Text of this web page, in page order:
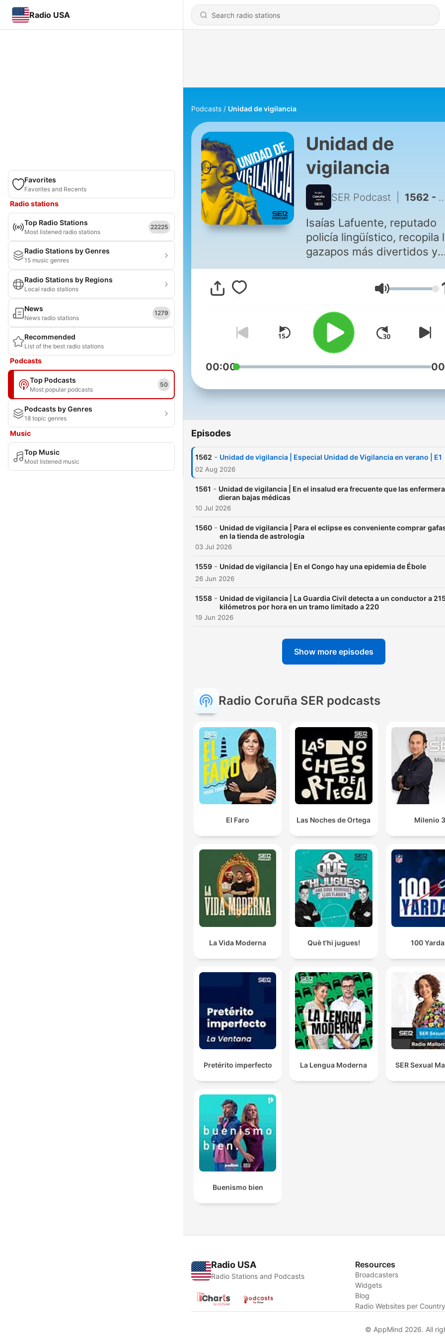
Radio USA
Favorites
Favorites and Recents
Radio stations
Top Radio Stations
Most listened radio stations
22225
Radio Stations by Genres
15 music genres
Radio Stations by Regions
Local radio stations
News
News radio stations
1279
Recommended
List of the best radio stations
Podcasts
Top Podcasts
Most popular podcasts
50
Podcasts by Genres
18 topic genres
Music
Top Music
Most listened music
Podcasts Unidad de vigilancia
Unidad de
vigilancia
SER Podcast 1562 - Unidad de vigilancia | Especial Unidad de Vigilancia en verano | E1
Isaías Lafuente, reputado
policía lingüístico, recopila
gazapos más divertidos y
espeluznantes de los
de comunicación. Aprende
gracias a desternillantes
“meteduras de lengua”. En
directo en La Ventana los
viernes a las 17:00 y a
cualquier hora si te
Volume
00:00
Episodes
1562 - Unidad de vigilancia | Especial Unidad de Vigilancia en verano | E1
02 Aug 2026
1561 - Unidad de vigilancia | En el insalud era frecuente que las
dieran bajas médicas
10 Jul 2026
1560 - Unidad de vigilancia | Para el eclipse es conveniente comprar
en la tienda de astrología
03 Jul 2026
1559 - Unidad de vigilancia | En el Congo hay una epidemia de Ébole
26 Jun 2026
1558 - Unidad de vigilancia | La Guardia Civil detecta a un conductor a
kilómetros por hora en un tramo limitado a 220
19 Jun 2026
Show more episodes
Radio Coruña SER podcasts
El Faro Las Noches de Ortega Milenio 3
La Vida Moderna Què t'hi jugues! 100
Pretérito imperfecto La Lengua Moderna SER Sexual
Buenismo bien
Radio USA
Radio Stations and Podcasts
Resources
Broadcasters
Widgets
Blog
Radio Websites per
© AppMind 2026. All